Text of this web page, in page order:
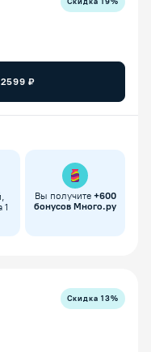
2599 ₽
1
Вы получите +600
бонусов Много.ру
Скидка13%